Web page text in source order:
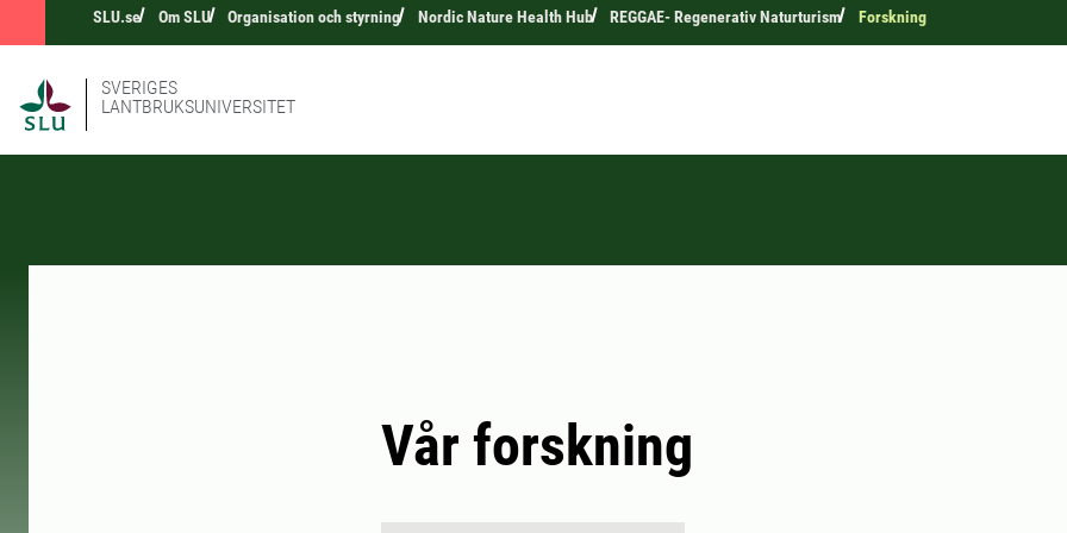
SLU.se Om SLU Organisation och styrning Nordic Nature Health Hub REGGAE- Regenerativ Naturturism Forskning
SVERIGES
LANTBRUKSUNIVERSITET
Vår forskning